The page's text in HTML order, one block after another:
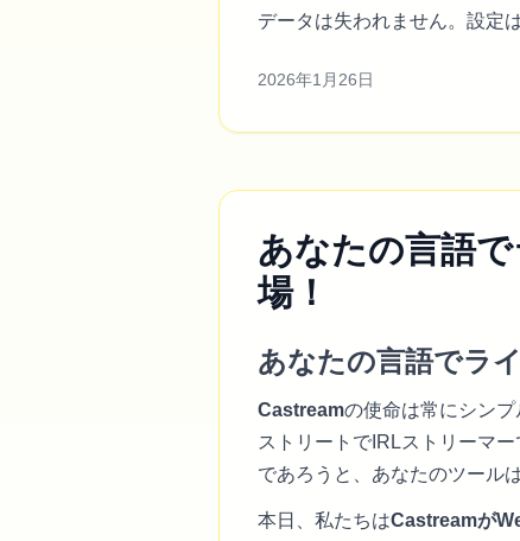
データは失われません。設定
2026年1月26日
あなたの言語
場！
あなたの言語でラ
Castreamの使命は常にシン
ストリートでIRLストリーマ
であろうと、あなたのツール
本日、私たちはCastreamが